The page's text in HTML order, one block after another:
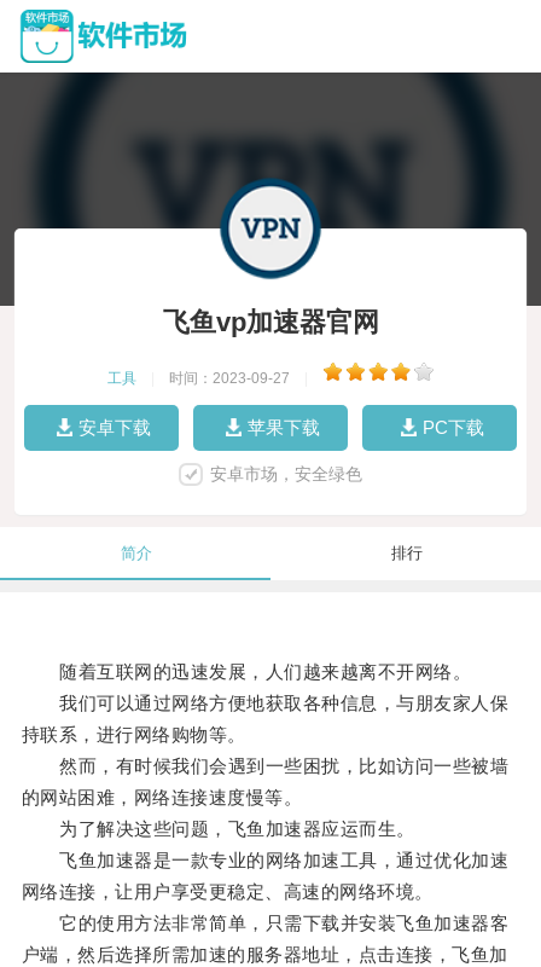
飞鱼vp加速器官网
工具 时间：2023-09-27
安卓下载 苹果下载 PC下载
安卓市场，安全绿色
简介 排行
随着互联网的迅速发展，人们越来越离不开网络。
我们可以通过网络方便地获取各种信息，与朋友家人保
持联系，进行网络购物等。
然而，有时候我们会遇到一些困扰，比如访问一些被墙
的网站困难，网络连接速度慢等。
为了解决这些问题，飞鱼加速器应运而生。
飞鱼加速器是一款专业的网络加速工具，通过优化加速
网络连接，让用户享受更稳定、高速的网络环境。
它的使用方法非常简单，只需下载并安装飞鱼加速器客
户端，然后选择所需加速的服务器地址，点击连接，飞鱼加